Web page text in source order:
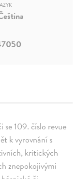
109. číslo revue
k vyrovnání s
kritických
znepokojivými